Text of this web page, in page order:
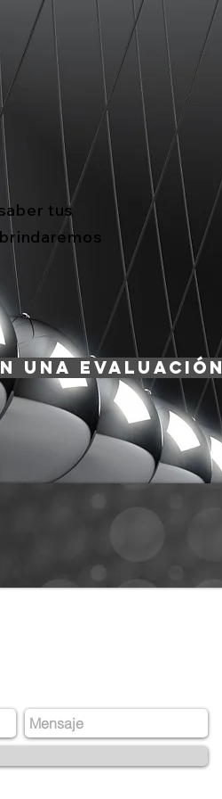
tus
una evaluación